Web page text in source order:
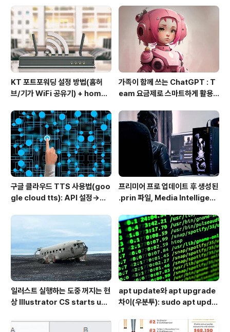
KT 포트포워딩 설정 방법(홈허
브/기가 WiFi 공유기) + homeh
가족이 함께 쓰는 ChatGPT : T
eam 요금제로 스마트하게 활용
구글 클라우드 TTS 사용법(goo
gle cloud tts): API 설정→음
프리미어 프로 업데이트 후 생성된
.prin 파일, Media Intelligenc
일러스트 실행하는 도중 꺼지는 현
상 Illustrator CS starts up
apt update와 apt upgrade
차이(우분투): sudo apt updat